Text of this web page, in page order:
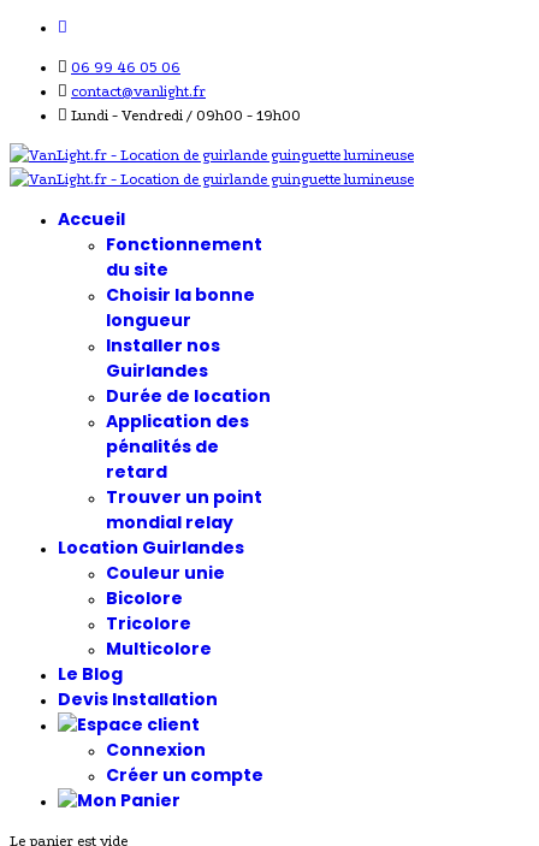
06 99 46 05 06
contact@vanlight.fr
Lundi - Vendredi / 09h00 - 19h00
Accueil
Fonctionnement
du site
Choisir la bonne
longueur
Installer nos
Guirlandes
Durée de location
Application des
pénalités de
retard
Trouver un point
mondial relay
Location Guirlandes
Couleur unie
Bicolore
Tricolore
Multicolore
Le Blog
Devis Installation
Connexion
Créer un compte
Le panier est vide